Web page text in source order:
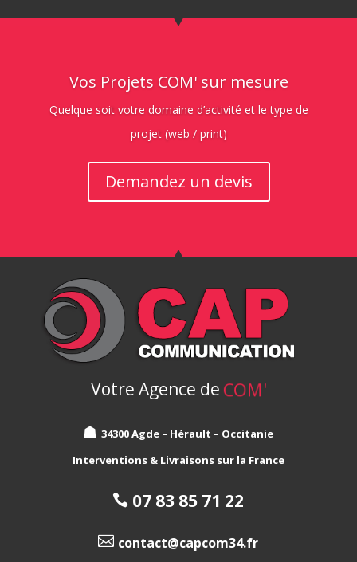
Vos Projets COM' sur mesure
Quelque soit votre domaine d’activité et le type de
projet (web / print)
Demandez un devis
Votre Agence de COM'
☗ 34300 Agde – Hérault – Occitanie
Interventions & Livraisons sur la France
 07 83 85 71 22
 contact@capcom34.fr